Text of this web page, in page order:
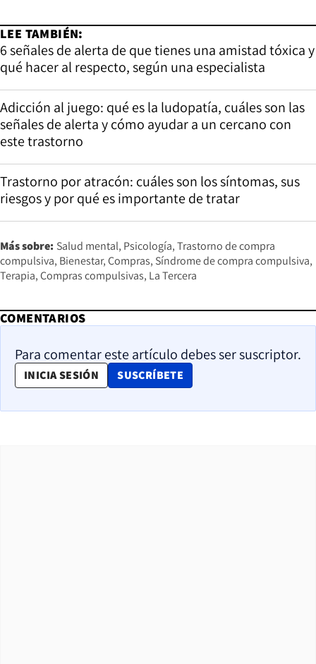
LEE TAMBIÉN:
6 señales de alerta de que tienes una amistad tóxica y
qué hacer al respecto, según una especialista
Adicción al juego: qué es la ludopatía, cuáles son las
señales de alerta y cómo ayudar a un cercano con
este trastorno
Trastorno por atracón: cuáles son los síntomas, sus
riesgos y por qué es importante de tratar
Más sobre: Salud mental Psicología Trastorno de compra
compulsiva Bienestar Compras Síndrome de compra compulsiva
Terapia Compras compulsivas La Tercera
COMENTARIOS
Para comentar este artículo debes ser suscriptor.
INICIA SESIÓN SUSCRÍBETE
OPENS IN NEW WINDOW